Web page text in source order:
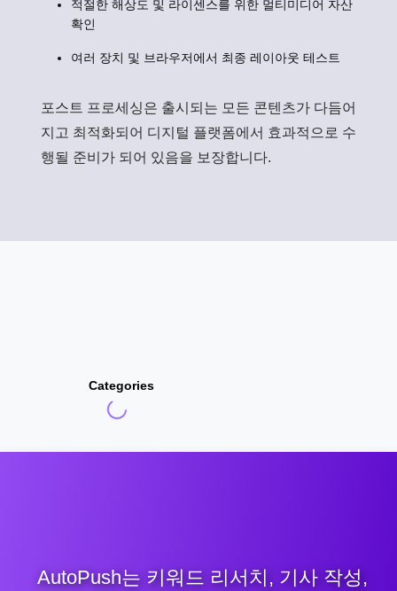
적절한 해상도 및 라이센스를 위한 멀티미디어 자산
확인
여러 장치 및 브라우저에서 최종 레이아웃 테스트
포스트 프로세싱은 출시되는 모든 콘텐츠가 다듬어
지고 최적화되어 디지털 플랫폼에서 효과적으로 수
행될 준비가 되어 있음을 보장합니다.
Categories
AutoPush는 키워드 리서치, 기사 작성,